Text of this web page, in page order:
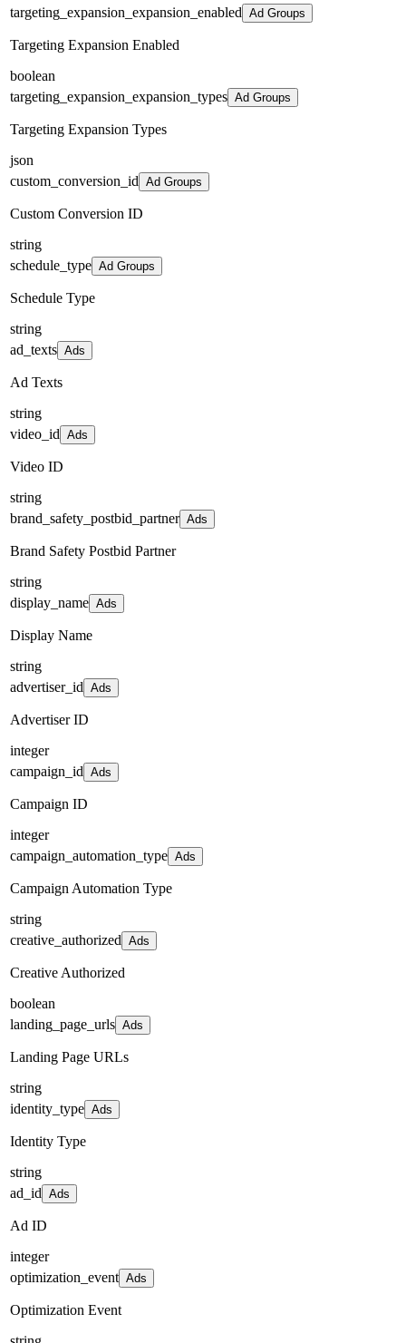
targeting_expansion_expansion_enabled Ad Groups
Targeting Expansion Enabled
boolean
targeting_expansion_expansion_types Ad Groups
Targeting Expansion Types
json
custom_conversion_id Ad Groups
Custom Conversion ID
string
schedule_type Ad Groups
Schedule Type
string
ad_texts Ads
Ad Texts
string
video_id Ads
Video ID
string
brand_safety_postbid_partner Ads
Brand Safety Postbid Partner
string
display_name Ads
Display Name
string
advertiser_id Ads
Advertiser ID
integer
campaign_id Ads
Campaign ID
integer
campaign_automation_type Ads
Campaign Automation Type
string
creative_authorized Ads
Creative Authorized
boolean
landing_page_urls Ads
Landing Page URLs
string
identity_type Ads
Identity Type
string
ad_id Ads
Ad ID
integer
optimization_event Ads
Optimization Event